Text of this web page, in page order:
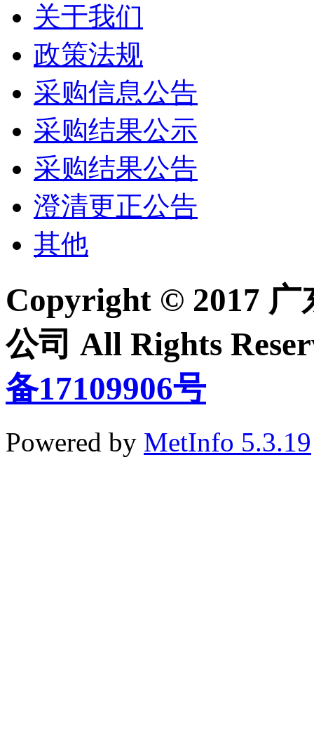
关于我们
政策法规
采购信息公告
采购结果公示
采购结果公告
澄清更正公告
其他
Copyright © 2017
公司 All Rights
备17109906号
Powered by MetInfo 5.3.19